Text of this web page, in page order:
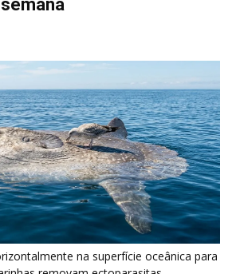
removam ectoparasitas
longas e arremessa serpentes contra
presas peçonhentas nos campos